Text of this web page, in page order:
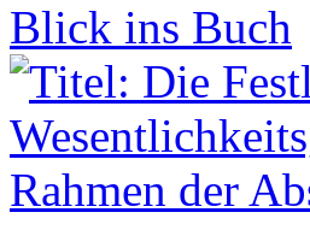
Blick ins Buch